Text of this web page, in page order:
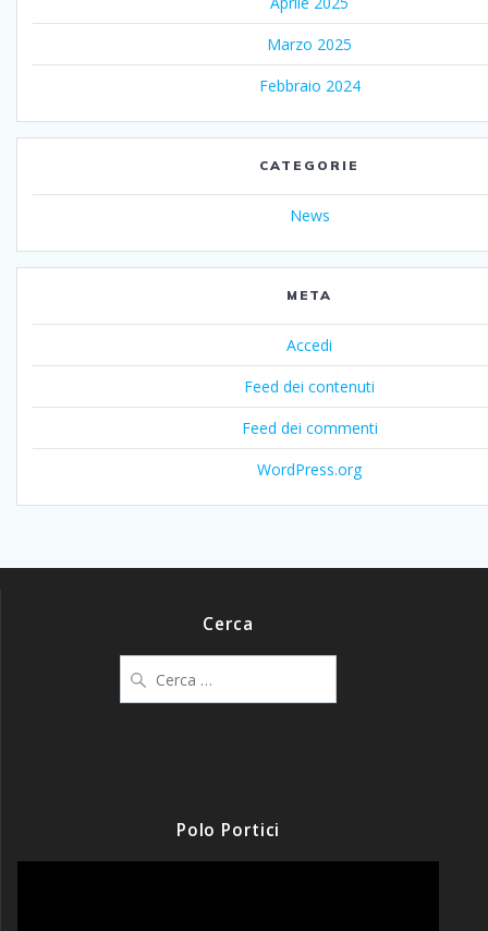
Marzo 2025
Febbraio 2024
CATEGORIE
News
META
Accedi
Feed dei contenuti
Feed dei commenti
WordPress.org
Cerca
per:
Polo Portici